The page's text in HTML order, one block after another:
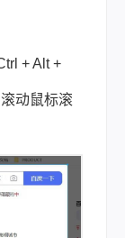
+ Alt +
动鼠标滚